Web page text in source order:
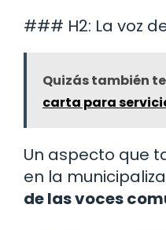
### H2: La voz
Quizás también
carta para
Un aspecto que
en la
de las voces